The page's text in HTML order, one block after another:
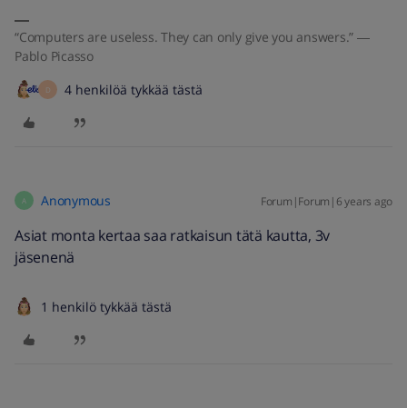
“Computers are useless. They can only give you answers.” ―
Pablo Picasso
D 4 henkilöä tykkää tästä
A Anonymous Forum|Forum|6 years ago
Asiat monta kertaa saa ratkaisun tätä kautta, 3v
jäsenenä
1 henkilö tykkää tästä